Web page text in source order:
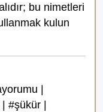
bu nimetleri
kulun
|
#şükür |